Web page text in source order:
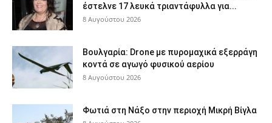
έστελνε 17 λευκά τριαντάφυλλα για...
8 Αυγούστου 2026
Βουλγαρία: Drone με πυρομαχικά εξερράγη
κοντά σε αγωγό φυσικού αερίου
8 Αυγούστου 2026
Φωτιά στη Νάξο στην περιοχή Μικρή Βίγλα